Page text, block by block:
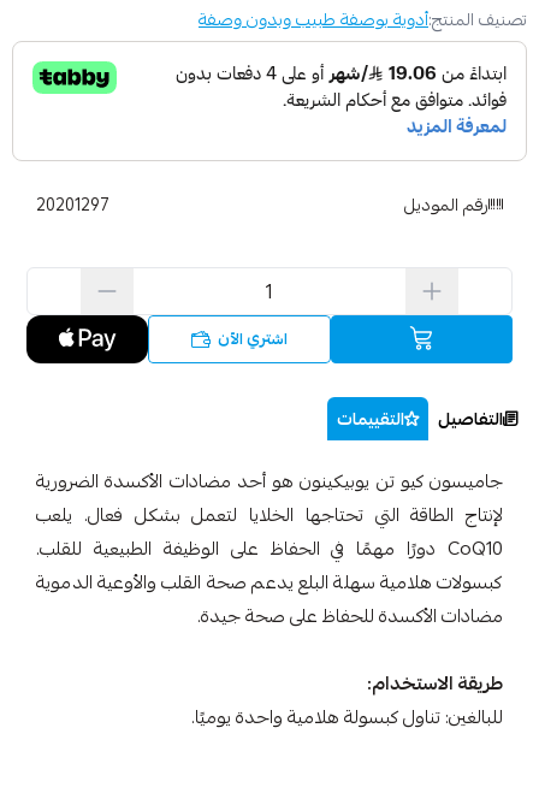
تصنيف المنتج:أدوية بوصفة طبيب وبدون وصفة
رقم الموديل 20201297
اشتري الآن
التفاصيل التقييمات
جاميسون كيو تن يوبيكينون هو أحد مضادات الأكسدة الضرورية
لإنتاج الطاقة التي تحتاجها الخلايا لتعمل بشكل فعال. يلعب
CoQ10 دورًا مهمًا في الحفاظ على الوظيفة الطبيعية للقلب.
كبسولات هلامية سهلة البلع يدعم صحة القلب والأوعية الدموية
مضادات الأكسدة للحفاظ على صحة جيدة.
طريقة الاستخدام:
للبالغين: تناول كبسولة هلامية واحدة يوميًا.